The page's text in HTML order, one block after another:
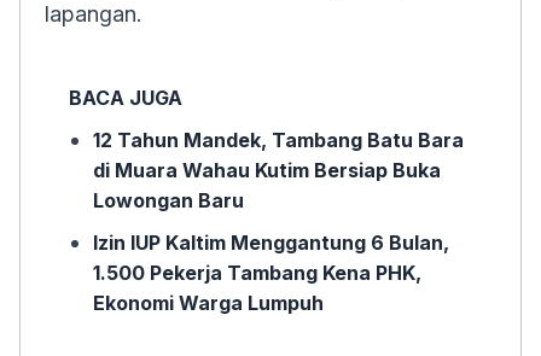
lapangan.
BACA JUGA
12 Tahun Mandek, Tambang Batu Bara
di Muara Wahau Kutim Bersiap Buka
Lowongan Baru
Izin IUP Kaltim Menggantung 6 Bulan,
1.500 Pekerja Tambang Kena PHK,
Ekonomi Warga Lumpuh